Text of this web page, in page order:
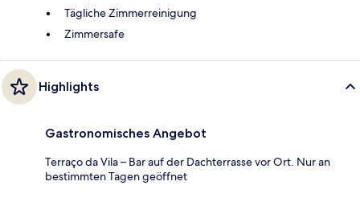
Tägliche Zimmerreinigung
Zimmersafe
Highlights
Gastronomisches Angebot
Terraço da Vila – Bar auf der Dachterrasse vor Ort. Nur an
bestimmten Tagen geöffnet